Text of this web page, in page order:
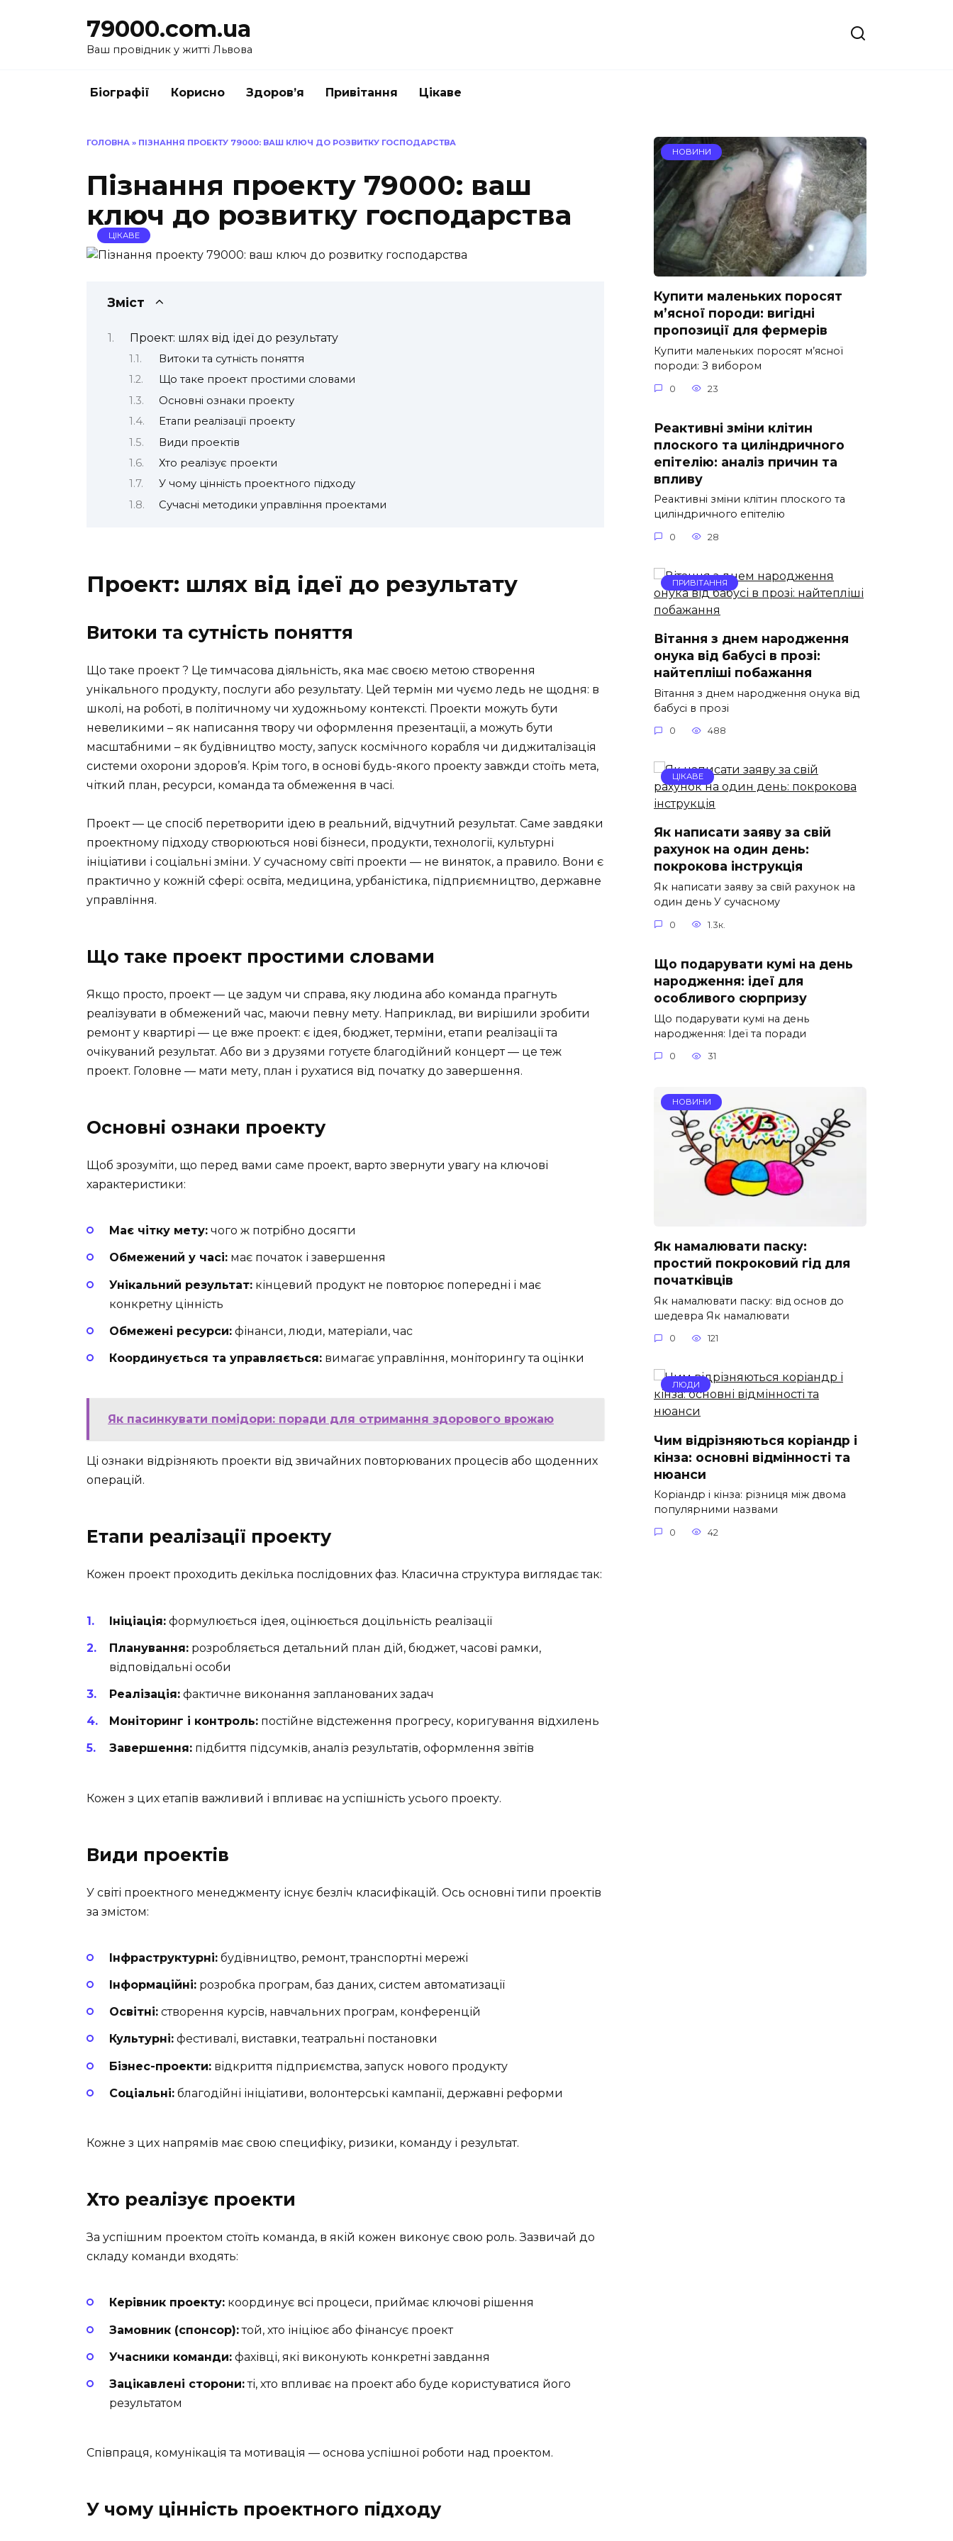
79000.com.ua
Ваш провідник у житті Львова
Біографії Корисно Здоров’я Привітання Цікаве
ГОЛОВНА » ПІЗНАННЯ ПРОЕКТУ 79000: ВАШ КЛЮЧ ДО РОЗВИТКУ ГОСПОДАРСТВА
Пізнання проекту 79000: ваш
ключ до розвитку господарства
ЦІКАВЕ
Зміст
Проект: шлях від ідеї до результату
Витоки та сутність поняття
Що таке проект простими словами
Основні ознаки проекту
Етапи реалізації проекту
Види проектів
Хто реалізує проекти
У чому цінність проектного підходу
Сучасні методики управління проектами
Проект: шлях від ідеї до результату
Витоки та сутність поняття
Що таке проект ? Це тимчасова діяльність, яка має своєю метою створення
унікального продукту, послуги або результату. Цей термін ми чуємо ледь не щодня: в
школі, на роботі, в політичному чи художньому контексті. Проекти можуть бути
невеликими – як написання твору чи оформлення презентації, а можуть бути
масштабними – як будівництво мосту, запуск космічного корабля чи диджиталізація
системи охорони здоров’я. Крім того, в основі будь-якого проекту завжди стоїть мета,
чіткий план, ресурси, команда та обмеження в часі.
Проект — це спосіб перетворити ідею в реальний, відчутний результат. Саме завдяки
проектному підходу створюються нові бізнеси, продукти, технології, культурні
ініціативи і соціальні зміни. У сучасному світі проекти — не виняток, а правило. Вони є
практично у кожній сфері: освіта, медицина, урбаністика, підприємництво, державне
управління.
Що таке проект простими словами
Якщо просто, проект — це задум чи справа, яку людина або команда прагнуть
реалізувати в обмежений час, маючи певну мету. Наприклад, ви вирішили зробити
ремонт у квартирі — це вже проект: є ідея, бюджет, терміни, етапи реалізації та
очікуваний результат. Або ви з друзями готуєте благодійний концерт — це теж
проект. Головне — мати мету, план і рухатися від початку до завершення.
Основні ознаки проекту
Щоб зрозуміти, що перед вами саме проект, варто звернути увагу на ключові
характеристики:
Має чітку мету: чого ж потрібно досягти
Обмежений у часі: має початок і завершення
Унікальний результат: кінцевий продукт не повторює попередні і має
конкретну цінність
Обмежені ресурси: фінанси, люди, матеріали, час
Координується та управляється: вимагає управління, моніторингу та оцінки
Як пасинкувати помідори: поради для отримання здорового врожаю
Ці ознаки відрізняють проекти від звичайних повторюваних процесів або щоденних
операцій.
Етапи реалізації проекту
Кожен проект проходить декілька послідовних фаз. Класична структура виглядає так:
Ініціація: формулюється ідея, оцінюється доцільність реалізації
Планування: розробляється детальний план дій, бюджет, часові рамки,
відповідальні особи
Реалізація: фактичне виконання запланованих задач
Моніторинг і контроль: постійне відстеження прогресу, коригування відхилень
Завершення: підбиття підсумків, аналіз результатів, оформлення звітів
Кожен з цих етапів важливий і впливає на успішність усього проекту.
Види проектів
У світі проектного менеджменту існує безліч класифікацій. Ось основні типи проектів
за змістом:
Інфраструктурні: будівництво, ремонт, транспортні мережі
Інформаційні: розробка програм, баз даних, систем автоматизації
Освітні: створення курсів, навчальних програм, конференцій
Культурні: фестивалі, виставки, театральні постановки
Бізнес-проекти: відкриття підприємства, запуск нового продукту
Соціальні: благодійні ініціативи, волонтерські кампанії, державні реформи
Кожне з цих напрямів має свою специфіку, ризики, команду і результат.
Хто реалізує проекти
За успішним проектом стоїть команда, в якій кожен виконує свою роль. Зазвичай до
складу команди входять:
Керівник проекту: координує всі процеси, приймає ключові рішення
Замовник (спонсор):той, хто ініціює або фінансує проект
Учасники команди: фахівці, які виконують конкретні завдання
Зацікавлені сторони:ті, хто впливає на проект або буде користуватися його
результатом
Співпраця, комунікація та мотивація — основа успішної роботи над проектом.
У чому цінність проектного підходу
НОВИНИ
Купити маленьких поросят
м’ясної породи: вигідні
пропозиції для фермерів
Купити маленьких поросят м’ясної
породи: З вибором
0 23
Реактивні зміни клітин
плоского та циліндричного
епітелію: аналіз причин та
впливу
Реактивні зміни клітин плоского та
циліндричного епітелію
0 28
ПРИВІТАННЯ
Вітання з днем народження
онука від бабусі в прозі:
найтепліші побажання
Вітання з днем народження онука від
бабусі в прозі
0 488
ЦІКАВЕ
Як написати заяву за свій
рахунок на один день:
покрокова інструкція
Як написати заяву за свій рахунок на
один день У сучасному
0 1.3к.
Що подарувати кумі на день
народження: ідеї для
особливого сюрпризу
Що подарувати кумі на день
народження: Ідеї та поради
0 31
НОВИНИ
Як намалювати паску:
простий покроковий гід для
початківців
Як намалювати паску: від основ до
шедевра Як намалювати
0 121
ЛЮДИ
Чим відрізняються коріандр і
кінза: основні відмінності та
нюанси
Коріандр і кінза: різниця між двома
популярними назвами
0 42